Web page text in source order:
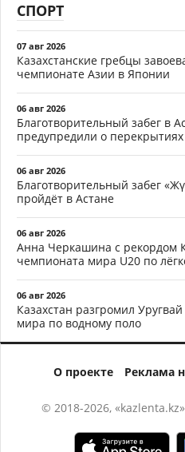
СПОРТ
07 авг 2026
Казахстанские гребцы
чемпионате Азии в Японии
06 авг 2026
Благотворительный забег в
предупредили о перекрытиях
06 авг 2026
Благотворительный забег
пройдёт в Астане
06 авг 2026
Анна Черкашина с рекордом
чемпионата мира U20 по
06 авг 2026
Казахстан разгромил
мира по водному поло
О проекте Реклама
© 2018-2026,